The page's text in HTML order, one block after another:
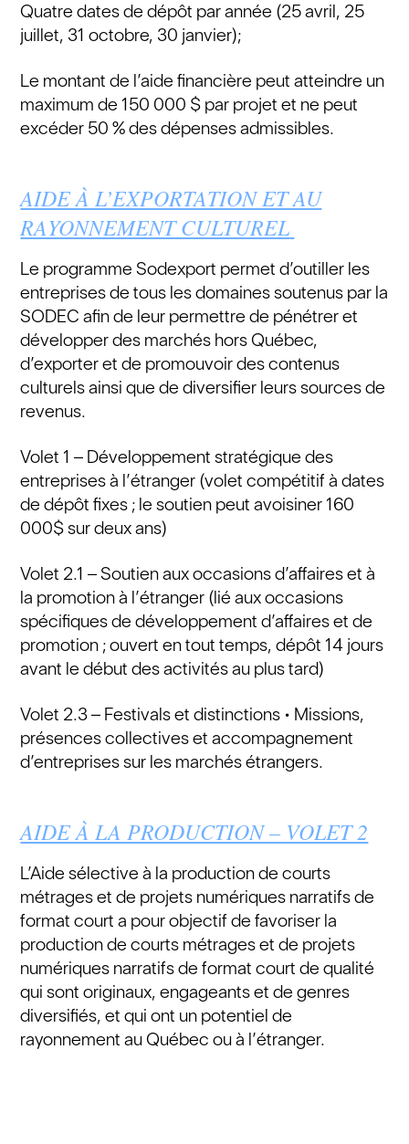
Quatre dates de dépôt par année (25 avril, 25
juillet, 31 octobre, 30 janvier);
Le montant de l’aide financière peut atteindre un
maximum de 150 000 $ par projet et ne peut
excéder 50 % des dépenses admissibles.
AIDE À L’EXPORTATION ET AU
RAYONNEMENT CULTUREL
Le programme Sodexport permet d’outiller les
entreprises de tous les domaines soutenus par la
SODEC afin de leur permettre de pénétrer et
développer des marchés hors Québec,
d’exporter et de promouvoir des contenus
culturels ainsi que de diversifier leurs sources de
revenus.
Volet 1 – Développement stratégique des
entreprises à l’étranger (volet compétitif à dates
de dépôt fixes ; le soutien peut avoisiner 160
000$ sur deux ans)
Volet 2.1 – Soutien aux occasions d’affaires et à
la promotion à l’étranger (lié aux occasions
spécifiques de développement d’affaires et de
promotion ; ouvert en tout temps, dépôt 14 jours
avant le début des activités au plus tard)
Volet 2.3 – Festivals et distinctions • Missions,
présences collectives et accompagnement
d’entreprises sur les marchés étrangers.
AIDE À LA PRODUCTION – VOLET 2
L’Aide sélective à la production de courts
métrages et de projets numériques narratifs de
format court a pour objectif de favoriser la
production de courts métrages et de projets
numériques narratifs de format court de qualité
qui sont originaux, engageants et de genres
diversifiés, et qui ont un potentiel de
rayonnement au Québec ou à l’étranger.